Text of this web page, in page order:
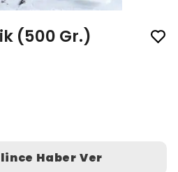
(500 Gr.)
Haber Ver